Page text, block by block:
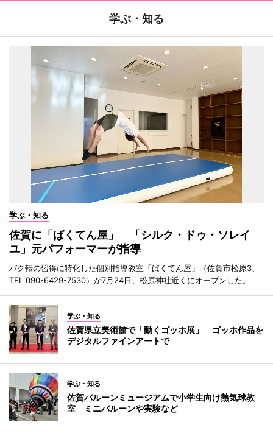
学ぶ・知る
学ぶ・知る
佐賀に「ばくてん屋」 「シルク・ドゥ・ソレイ
ユ」元パフォーマーが指導
バク転の習得に特化した個別指導教室「ばくてん屋」（佐賀市松原3、
TEL 090-6429-7530）が7月24日、松原神社近くにオープンした。
学ぶ・知る
佐賀県立美術館で「動くゴッホ展」 ゴッホ作品を
デジタルファインアートで
学ぶ・知る
佐賀バルーンミュージアムで小学生向け熱気球教
室 ミニバルーンや実験など